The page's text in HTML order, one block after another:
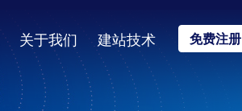
关于我们 建站技术 免费注册